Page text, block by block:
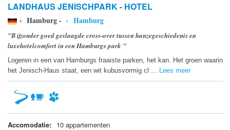
LANDHAUS JENISCHPARK - HOTEL
› Hamburg - › Hamburg
"Bijzonder goed geslaagde cross-over tussen hanzegeschiedenis en
luxehotelcomfort in een Hamburgs park "
Logeren in een van Hamburgs fraaiste parken, het kan. Het groen waarin
het Jenisch-Haus staat, een wit kubusvormig cl ... Lees meer
Accomodatie: 10 appartementen